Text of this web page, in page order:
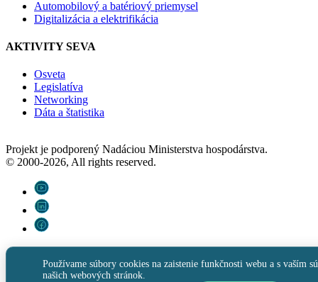
Automobilový a batériový priemysel
Digitalizácia a elektrifikácia
AKTIVITY SEVA
Osveta
Legislatíva
Networking
Dáta a štatistika
Projekt je podporený Nadáciou Ministerstva hospodárstva.
© 2000-2026, All rights reserved.
Používame súbory cookies na zaistenie funkčnosti webu a s vaším
našich webových stránok.